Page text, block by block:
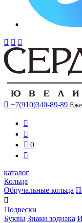
  
 +7(910)340-89-89


 0

каталог
Кольца
Обручальные кольца

Подвески
Буквы Знаки зодиака